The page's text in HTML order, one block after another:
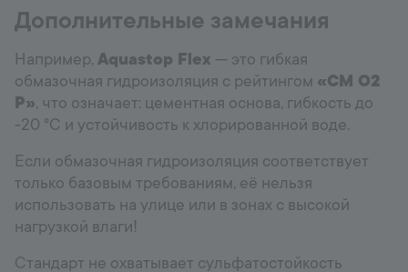
Дополнительные замечания
Например, Aquastop Flex — это гибкая
обмазочная гидроизоляция с рейтингом «CM O2
P», что означает: цементная основа, гибкость до
-20 °C и устойчивость к хлорированной воде.
Если обмазочная гидроизоляция соответствует
только базовым требованиям, её нельзя
использовать на улице или в зонах с высокой
нагрузкой влаги!
Стандарт не охватывает сульфатостойкость